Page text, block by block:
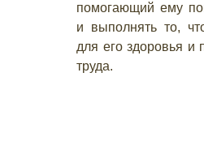
помогающий ему
и выполнять то,
для его здоровья и
труда.